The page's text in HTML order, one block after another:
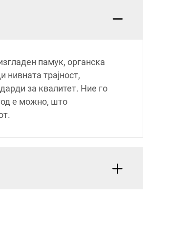
памук, органска
трајност,
за квалитет. Ние го
е можно, што